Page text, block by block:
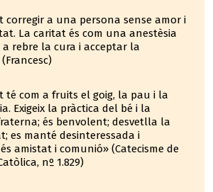
corregir a una persona sense amor i
La caritat és com una anestèsia
rebre la cura i acceptar la
té com a fruits el goig, la pau i la
Exigeix la pràctica del bé i la
és benvolent; desvetlla la
es manté desinteressada i
amistat i comunió» (Catecisme de
nº 1.829)